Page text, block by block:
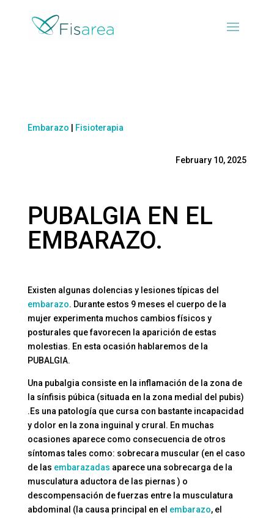
Embarazo Fisioterapia
February 10, 2025
PUBALGIA EN EL
EMBARAZO.
Existen algunas dolencias y lesiones típicas del
embarazo. Durante estos 9 meses el cuerpo de la
mujer experimenta muchos cambios físicos y
posturales que favorecen la aparición de estas
molestias. En esta ocasión hablaremos de la
PUBALGIA.
Una pubalgia consiste en la inflamación de la zona de
la sínfisis púbica (situada en la zona medial del pubis)
.Es una patología que cursa con bastante incapacidad
y dolor en la zona inguinal y crural. En muchas
ocasiones aparece como consecuencia de otros
síntomas tales como: sobrecara muscular (en el caso
de las embarazadas aparece una sobrecarga de la
musculatura aductora de las piernas ) o
descompensación de fuerzas entre la musculatura
abdominal (la causa principal en el embarazo, el